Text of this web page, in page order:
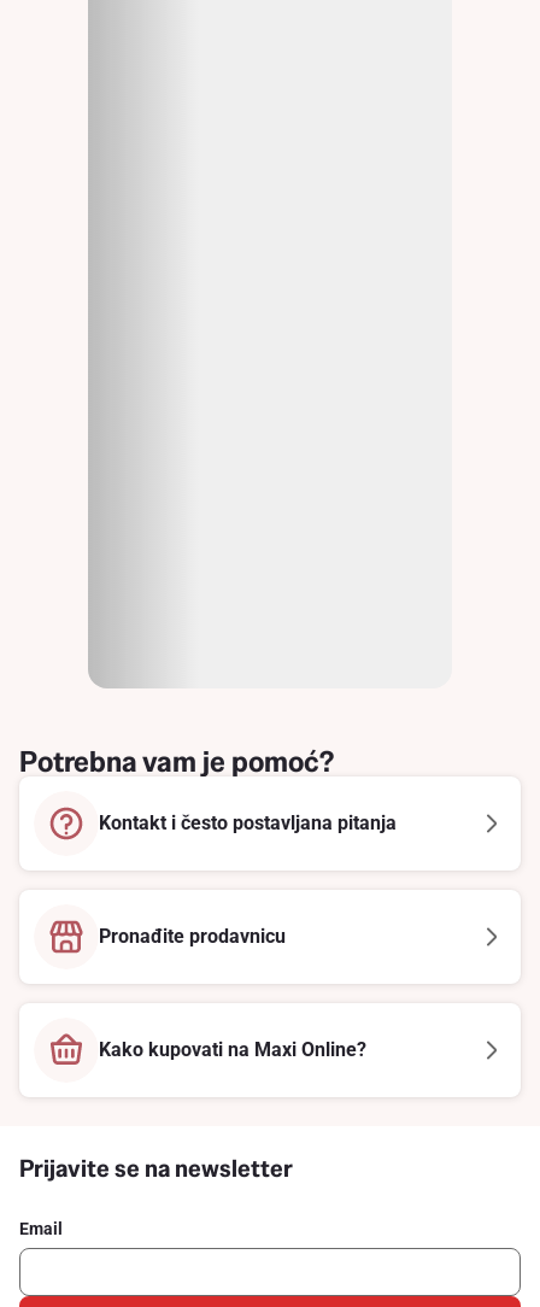
Potrebna vam je pomoć?
Kontakt i često postavljana pitanja
Pronađite prodavnicu
Kako kupovati na Maxi Online?
Prijavite se na newsletter
Email